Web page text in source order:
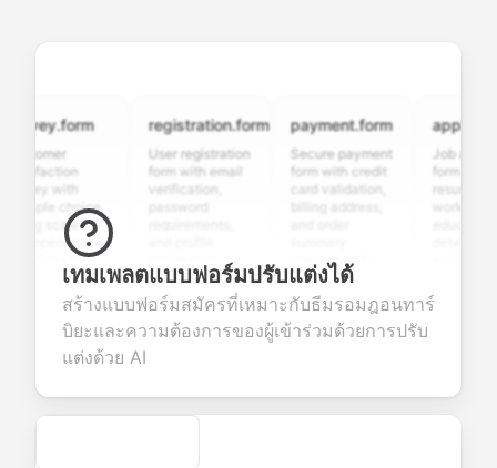
with
choice,
open-ended
valuable
about
products or
registration.form
User registration
form with email
verification,
fields for
seamless
account
creation.
payment.form
Secure payment
form with credit
card validation,
integration for
smooth e-
commerce
transactions.
Job
form with
resume
questions for
efficient
candidate
เทมเพลตแบบฟอร์มปรับแต่งได้
สร้างแบบฟอร์มสมัครที่เหมาะกับธีมรอมฎอนทาร์
บิยะและความต้องการของผู้เข้าร่วมด้วยการปรับ
แต่งด้วย AI
Secure